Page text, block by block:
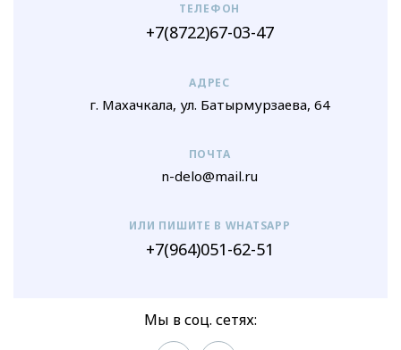
ТЕЛЕФОН
+7(8722)67-03-47
АДРЕС
г. Махачкала, ул. Батырмурзаева, 64
ПОЧТА
n-delo@mail.ru
ИЛИ ПИШИТЕ В WHATSAPP
+7(964)051-62-51
Мы в соц. сетях: